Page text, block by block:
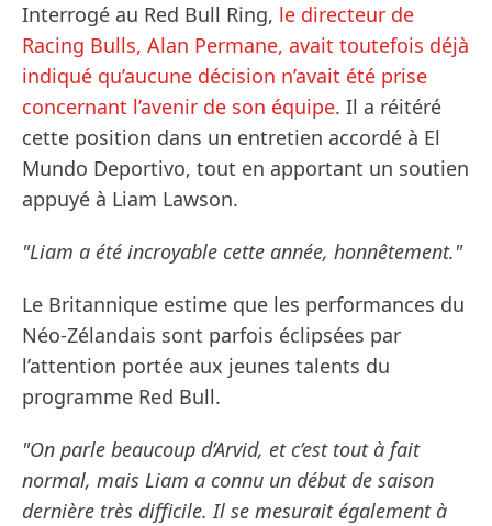
Interrogé au Red Bull Ring, le directeur de
Racing Bulls, Alan Permane, avait toutefois déjà
indiqué qu’aucune décision n’avait été prise
concernant l’avenir de son équipe. Il a réitéré
cette position dans un entretien accordé à El
Mundo Deportivo, tout en apportant un soutien
appuyé à Liam Lawson.
"Liam a été incroyable cette année, honnêtement."
Le Britannique estime que les performances du
Néo-Zélandais sont parfois éclipsées par
l’attention portée aux jeunes talents du
programme Red Bull.
"On parle beaucoup d’Arvid, et c’est tout à fait
normal, mais Liam a connu un début de saison
dernière très difficile. Il se mesurait également à